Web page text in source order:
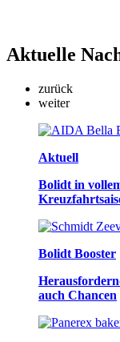
Aktuelle
zurück
weiter
Aktuell
Bolidt in
Bolidt Booster
auch Chancen